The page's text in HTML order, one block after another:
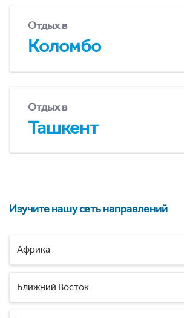
Отдых в
Коломбо
Отдых в
Ташкент
Изучите нашу сеть направлений
Африка
Ближний Восток